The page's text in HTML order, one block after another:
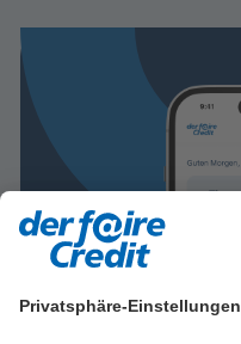
Privatsphäre-Einstellungen